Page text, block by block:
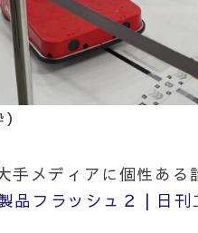
手メディアに個性ある
品フラッシュ２ | 日